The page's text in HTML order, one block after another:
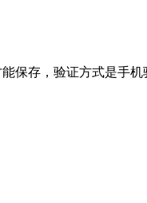
保存，验证方式是手